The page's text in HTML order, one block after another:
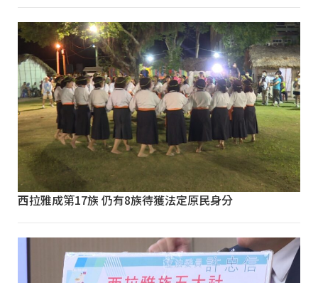
西拉雅成第17族 仍有8族待獲法定原民身分